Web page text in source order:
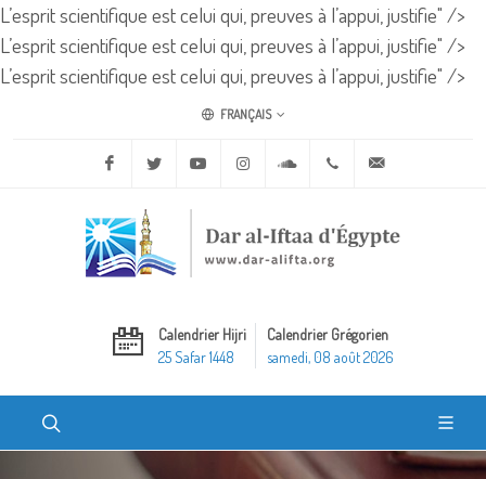
L’esprit scientifique est celui qui, preuves à l’appui, justifie" />
L’esprit scientifique est celui qui, preuves à l’appui, justifie" />
L’esprit scientifique est celui qui, preuves à l’appui, justifie" />
FRANÇAIS
Facebook Twitter Youtube Instagram Soundcloud+20 2 25970400
Calendrier Hijri
25 Safar 1448
Calendrier Grégorien
samedi, 08 août 2026